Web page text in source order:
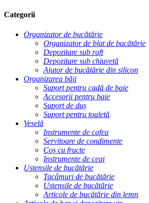
Categorii
Organizator de bucătărie
Organizator de blat de bucătărie
Depozitare sub raft
Depozitare sub chiuvetă
Ajutor de bucătărie din silicon
Organizarea băii
Suport pentru cadă de baie
Accesorii pentru baie
Suport de duș
Suport pentru toaletă
Veselă
Instrumente de cafea
Servitoare de condimente
Coș cu fructe
Instrumente de ceai
Ustensile de bucătărie
Tacâmuri de bucătărie
Ustensile de bucătărie
Articole de bucătărie din lemn